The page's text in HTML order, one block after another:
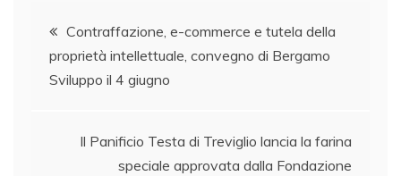
b
o
o
dI
n
A
p
vi
di
Navigazione
articoli
Contraffazione, e-commerce e tutela della
proprietà intellettuale, convegno di Bergamo
Sviluppo il 4 giugno
Il Panificio Testa di Treviglio lancia la farina
speciale approvata dalla Fondazione